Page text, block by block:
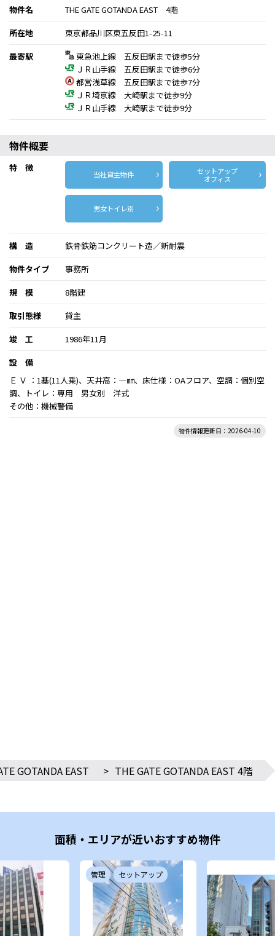
物件名
THE GATE GOTANDA EAST 4階
所在地
東京都品川区東五反田1-25-11
最寄駅
東急池上線 五反田駅まで徒歩5分
ＪＲ山手線 五反田駅まで徒歩6分
都営浅草線 五反田駅まで徒歩7分
ＪＲ埼京線 大崎駅まで徒歩9分
ＪＲ山手線 大崎駅まで徒歩9分
物件概要
特 徴
当社貸主物件
セットアップ
オフィス
男女トイレ別
構 造
鉄骨鉄筋コンクリート造／新耐震
物件タイプ
事務所
規 模
8階建
取引態様
貸主
竣 工
1986年11月
設 備
Ｅ Ｖ ：1基(11人乗)、天井高：―㎜、床仕様：OAフロア、空調：個別空
調、トイレ：専用 男女別 洋式
その他：機械警備
物件情報更新日：2026-04-10
GOTANDA EAST > THE GATE GOTANDA EAST 4階
面積・エリアが近いおすすめ物件
管理 セットアップ